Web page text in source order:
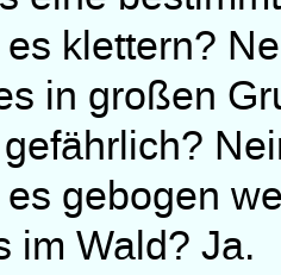
klettern?
großen
gebogen
Wald? Ja.